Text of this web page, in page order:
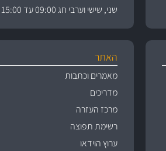
שני, שישי וערבי חג 09:00 עד 15:00
האתר
מאמרים וכתבות
מדריכים
מרכז העזרה
רשימת תפוצה
ערוץ הוידאו